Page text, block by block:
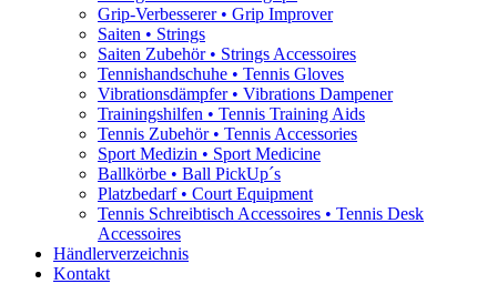
Grip-Verbesserer • Grip Improver
Saiten • Strings
Saiten Zubehör • Strings Accessoires
Tennishandschuhe • Tennis Gloves
Vibrationsdämpfer • Vibrations Dampener
Trainingshilfen • Tennis Training Aids
Tennis Zubehör • Tennis Accessories
Sport Medizin • Sport Medicine
Ballkörbe • Ball PickUp´s
Platzbedarf • Court Equipment
Tennis Schreibtisch Accessoires • Tennis Desk
Accessoires
Händlerverzeichnis
Kontakt